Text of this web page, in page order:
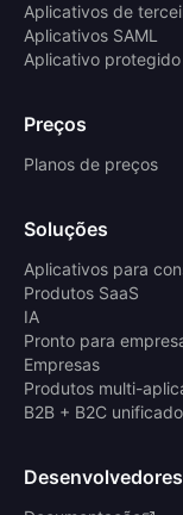
Aplicativos de
Aplicativos SAML
Aplicativo protegido
Preços
Planos de preços
Soluções
Aplicativos para
Produtos SaaS
IA
Pronto para
Empresas
Produtos multi-
B2B + B2C unificado
Desenvolvedores